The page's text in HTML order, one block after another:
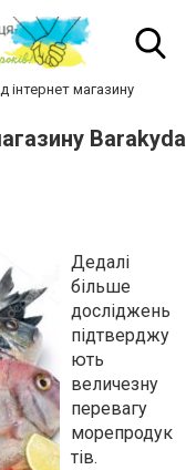
інтернет магазину
Barakyda
Дедалі
більше
досліджень
підтверджу
ють
величезну
перевагу
морепродук
тів.